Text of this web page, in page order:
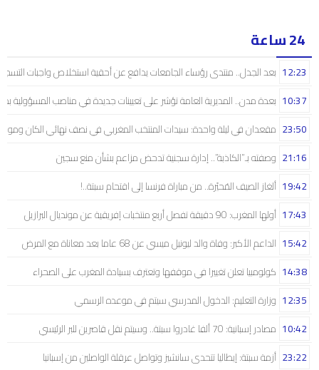
24 ساعة
بعد الجدل.. منتدى رؤساء الجامعات يدافع عن أحقية استخلاص واجبات التسجيل 12:23
بعدة مدن.. المديرية العامة تؤشر على تعيينات جديدة في مناصب المسؤولية 10:37
مقعدان في ليلة واحدة: سيدات المنتخب المغربي في نصف نهائي الكان 23:50
وصفته بـ”الكاذبة”.. إدارة سجنية تدحض مزاعم بشأن منع سجين 21:16
ألغاز الصيف المُحيّرة.. من مباراة فرنسا إلى اقتحام سبتة..! 19:42
أولها المغرب: 90 دقيقة تفصل أربع منتخبات إفريقية عن مونديال البرازيل 17:43
الداعم الأكبر: وفاة والد ليونيل ميسي عن 68 عاما بعد معاناة مع المرض 15:42
كولومبيا تعلن تغييرا في موقفها وتعترف بسيادة المغرب على الصحراء 14:38
وزارة التعليم: الدخول المدرسي سیتم في موعده الرسمي 12:35
مصادر إسبانية: 70 ألفا غادروا سبتة.. وسيتم نقل قاصرين للبر الرئيسي 10:42
أزمة سبتة: إيطاليا تتحدى سانشيز وتواصل عرقلة الواصلين من إسبانيا 23:22